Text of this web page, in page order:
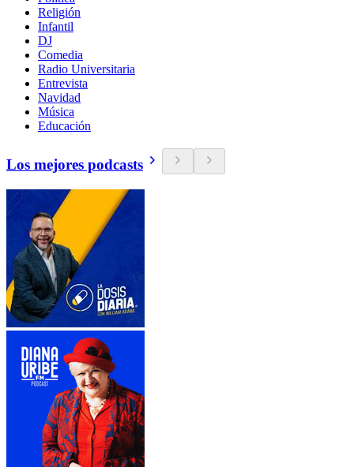
Religión
Infantil
DJ
Comedia
Radio Universitaria
Entrevista
Navidad
Música
Educación
Los mejores podcasts